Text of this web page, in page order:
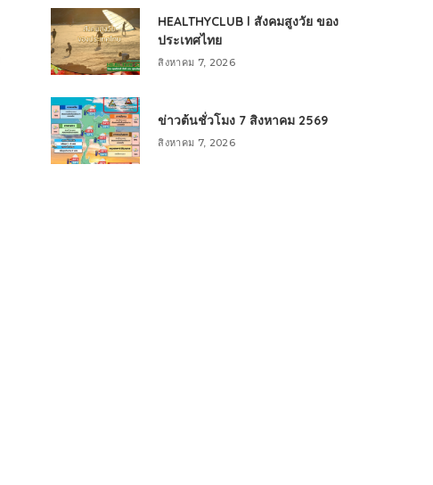
HEALTHYCLUB l สังคมสูงวัย ของ
ประเทศไทย
สิงหาคม 7, 2026
ข่าวต้นชั่วโมง 7 สิงหาคม 2569
สิงหาคม 7, 2026